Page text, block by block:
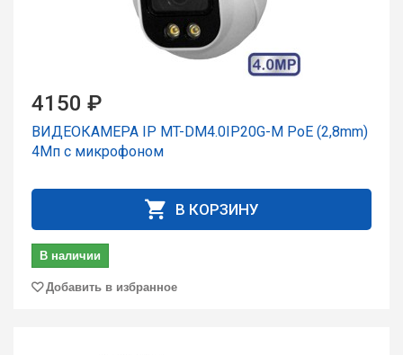
4150 ₽
ВИДЕОКАМЕРА IP MT-DM4.0IP20G-M PoE (2,8mm)
4Мп с микрофоном
В КОРЗИНУ
В наличии
Добавить в избранное